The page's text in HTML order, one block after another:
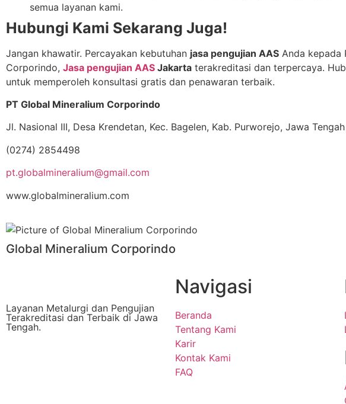
semua layanan kami.
Hubungi Kami Sekarang Juga!
Jangan khawatir. Percayakan kebutuhan jasa pengujian AAS Anda kepada
Corporindo, Jasa pengujian AAS Jakarta terakreditasi dan terpercaya.
untuk memperoleh konsultasi gratis dan penawaran terbaik.
PT Global Mineralium Corporindo
Jl. Nasional III, Desa Krendetan, Kec. Bagelen, Kab. Purworejo, Jawa
(0274) 2854498
pt.globalmineralium@gmail.com
www.globalmineralium.com
Global Mineralium Corporindo
Layanan Metalurgi dan Pengujian
Terakreditasi dan Terbaik di Jawa
Tengah.
Navigasi
Beranda
Tentang Kami
Karir
Kontak Kami
FAQ